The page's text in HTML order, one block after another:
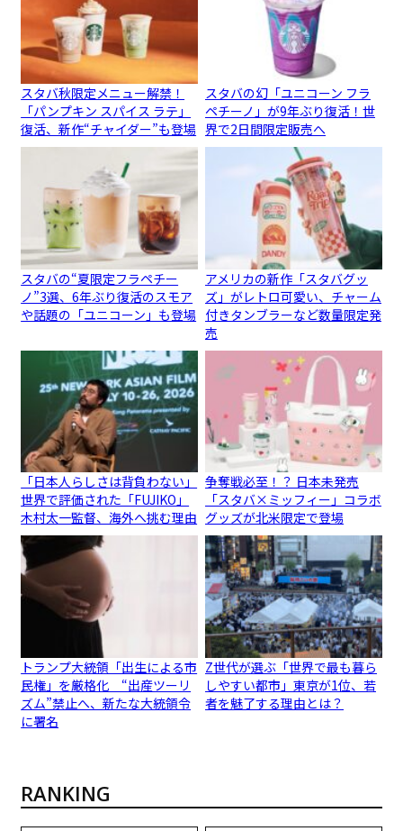
スタバ秋限定メニュー解禁！
「パンプキン スパイス ラテ」
復活、新作“チャイダー”も登場
スタバの幻「ユニコーン フラ
ペチーノ」が9年ぶり復活！世
界で2日間限定販売へ
スタバの“夏限定フラペチー
ノ”3選、6年ぶり復活のスモア
や話題の「ユニコーン」も登場
アメリカの新作「スタバグッ
ズ」がレトロ可愛い、チャーム
付きタンブラーなど数量限定発
売
「日本人らしさは背負わない」
世界で評価された「FUJIKO」
木村太一監督、海外へ挑む理由
争奪戦必至！？ 日本未発売
「スタバ×ミッフィー」コラボ
グッズが北米限定で登場
トランプ大統領「出生による市
民権」を厳格化 “出産ツーリ
ズム”禁止へ、新たな大統領令
に署名
Z世代が選ぶ「世界で最も暮ら
しやすい都市」東京が1位、若
者を魅了する理由とは？
RANKING